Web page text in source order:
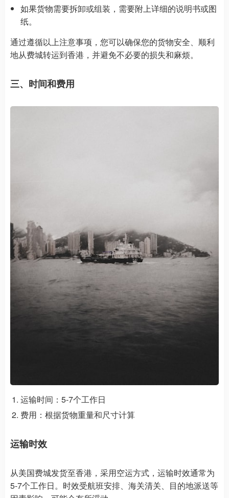
如果货物需要拆卸或组装，需要附上详细的说明书或图
纸。
通过遵循以上注意事项，您可以确保您的货物安全、顺利
地从费城转运到香港，并避免不必要的损失和麻烦。
三、时间和费用
运输时间：5-7个工作日
费用：根据货物重量和尺寸计算
运输时效
从美国费城发货至香港，采用空运方式，运输时效通常为
5-7个工作日。时效受航班安排、海关清关、目的地派送等